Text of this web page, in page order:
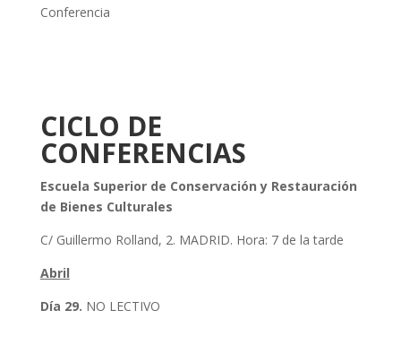
Conferencia
CICLO DE
CONFERENCIAS
Escuela Superior de Conservación y Restauración
de Bienes Culturales
C/ Guillermo Rolland, 2. MADRID. Hora: 7 de la tarde
Abril
Día 29. NO LECTIVO